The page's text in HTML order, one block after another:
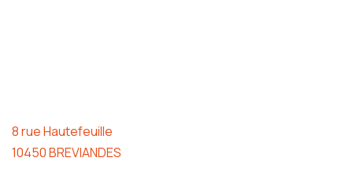
8 rue Hautefeuille
10450 BREVIANDES